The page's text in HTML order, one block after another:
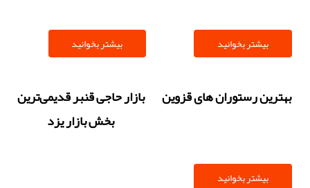
بیشتر بخوانید بیشتر بخوانید
بهترین رستوران های قزوین
بیشتر بخوانید
بازار حاجی قنبر قدیمی‌ترین
بخش بازار یزد